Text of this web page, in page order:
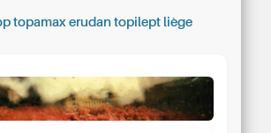
topamax erudan topilept liège